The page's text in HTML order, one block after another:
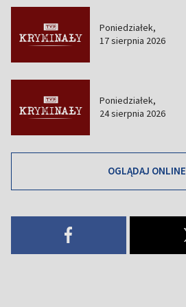
Poniedziałek,
17 sierpnia 2026
Poniedziałek,
24 sierpnia 2026
OGLĄDAJ ONLINE